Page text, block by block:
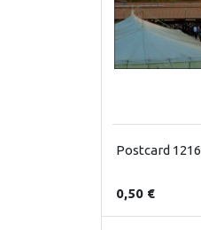
Postcard 1216
0,50 €